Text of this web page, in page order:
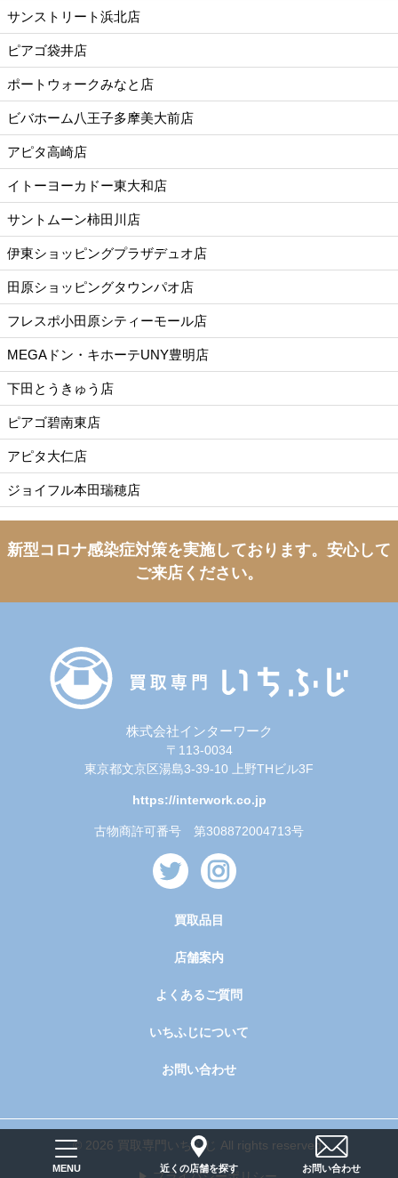
サンストリート浜北店
ピアゴ袋井店
ポートウォークみなと店
ビバホーム八王子多摩美大前店
アピタ高崎店
イトーヨーカドー東大和店
サントムーン柿田川店
伊東ショッピングプラザデュオ店
田原ショッピングタウンパオ店
フレスポ小田原シティーモール店
MEGAドン・キホーテUNY豊明店
下田とうきゅう店
ピアゴ碧南東店
アピタ大仁店
ジョイフル本田瑞穂店
新型コロナ感染症対策を実施しております。 安心して
ご来店ください。
株式会社インターワーク
〒113-0034
東京都文京区湯島3-39-10 上野THビル3F
https://interwork.co.jp
古物商許可番号 第308872004713号
買取品目
店舗案内
よくあるご質問
いちふじについて
お問い合わせ
© 2026 買取専門いちふじ All rights reserved.
MENU 近くの店舗を探す お問い合わせ